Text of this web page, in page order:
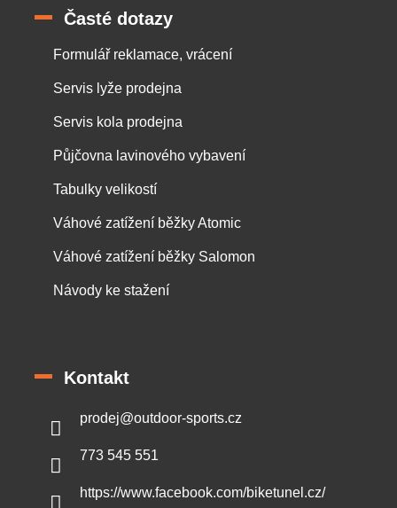
Časté dotazy
Formulář reklamace, vrácení
Servis lyže prodejna
Servis kola prodejna
Půjčovna lavinového vybavení
Tabulky velikostí
Váhové zatížení běžky Atomic
Váhové zatížení běžky Salomon
Návody ke stažení
Kontakt
prodej@outdoor-sports.cz
773 545 551
https://www.facebook.com/biketunel.cz/